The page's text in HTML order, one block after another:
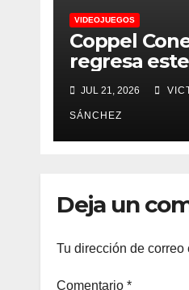
VIDEOJUEGOS
Coppel
regresa
JUL 21, 2026
SÁNCHEZ
Deja un
Tu dirección de
Comentario *